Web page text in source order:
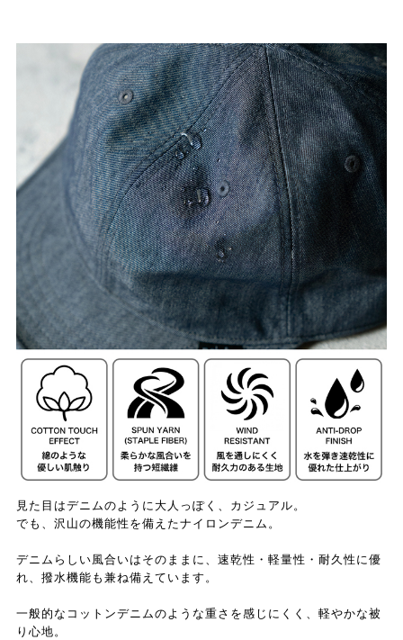
見た目はデニムのように大人っぽく、カジュアル。
でも、沢山の機能性を備えたナイロンデニム。
デニムらしい風合いはそのままに、速乾性・軽量性・耐久性に優
れ、撥水機能も兼ね備えています。
一般的なコットンデニムのような重さを感じにくく、軽やかな被
り心地。